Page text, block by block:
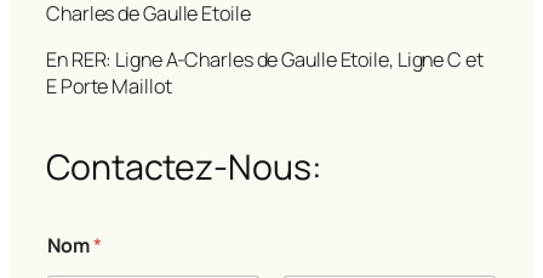
Charles de Gaulle Etoile
En RER: Ligne A-Charles de Gaulle Etoile, Ligne C et
E Porte Maillot
Contactez-Nous:
Nom*